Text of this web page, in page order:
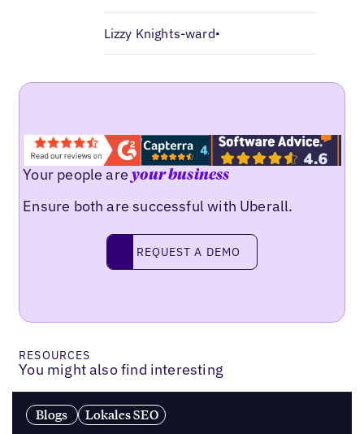
Lizzy Knights-ward•
Your people areyour business
Ensure both are successful with Uberall.
Request a demo
REQUEST A DEMO
RESOURCES
You might also find interesting
Blogs Lokales SEO